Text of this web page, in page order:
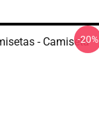
- Camiseta-20%